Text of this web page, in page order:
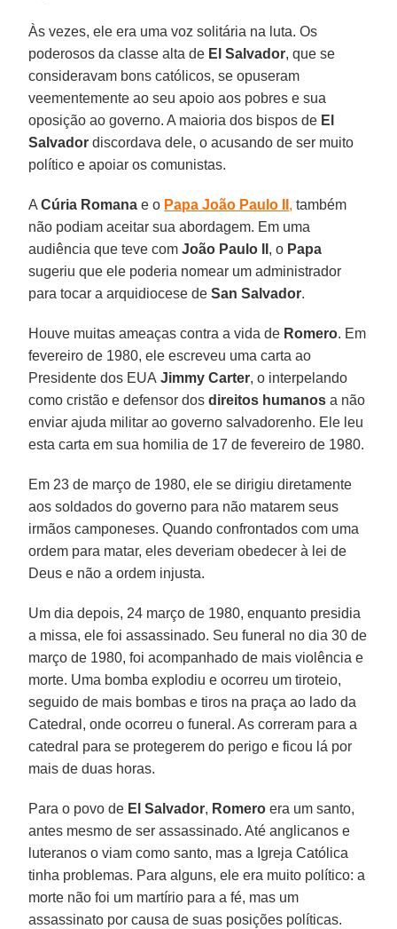
Às vezes, ele era uma voz solitária na luta. Os
poderosos da classe alta de El Salvador, que se
consideravam bons católicos, se opuseram
veementemente ao seu apoio aos pobres e sua
oposição ao governo. A maioria dos bispos de El
Salvador discordava dele, o acusando de ser muito
político e apoiar os comunistas.
ACúria Romana e o Papa João Paulo II , também
não podiam aceitar sua abordagem. Em uma
audiência que teve comJoão Paulo II , o Papa
sugeriu que ele poderia nomear um administrador
para tocar a arquidiocese deSan Salvador.
Houve muitas ameaças contra a vida de Romero. Em
fevereiro de 1980, ele escreveu uma carta ao
Presidente dos EUA Jimmy Carter, o interpelando
como cristão e defensor dosdireitos humanos a não
enviar ajuda militar ao governo salvadorenho. Ele leu
esta carta em sua homilia de 17 de fevereiro de 1980.
Em 23 de março de 1980, ele se dirigiu diretamente
aos soldados do governo para não matarem seus
irmãos camponeses. Quando confrontados com uma
ordem para matar, eles deveriam obedecer à lei de
Deus e não a ordem injusta.
Um dia depois, 24 março de 1980, enquanto presidia
a missa, ele foi assassinado. Seu funeral no dia 30 de
março de 1980, foi acompanhado de mais violência e
morte. Uma bomba explodiu e ocorreu um tiroteio,
seguido de mais bombas e tiros na praça ao lado da
Catedral, onde ocorreu o funeral. As correram para a
catedral para se protegerem do perigo e ficou lá por
mais de duas horas.
Para o povo de El Salvador, Romero era um santo,
antes mesmo de ser assassinado. Até anglicanos e
luteranos o viam como santo, mas a Igreja Católica
tinha problemas. Para alguns, ele era muito político: a
morte não foi um martírio para a fé, mas um
assassinato por causa de suas posições políticas.